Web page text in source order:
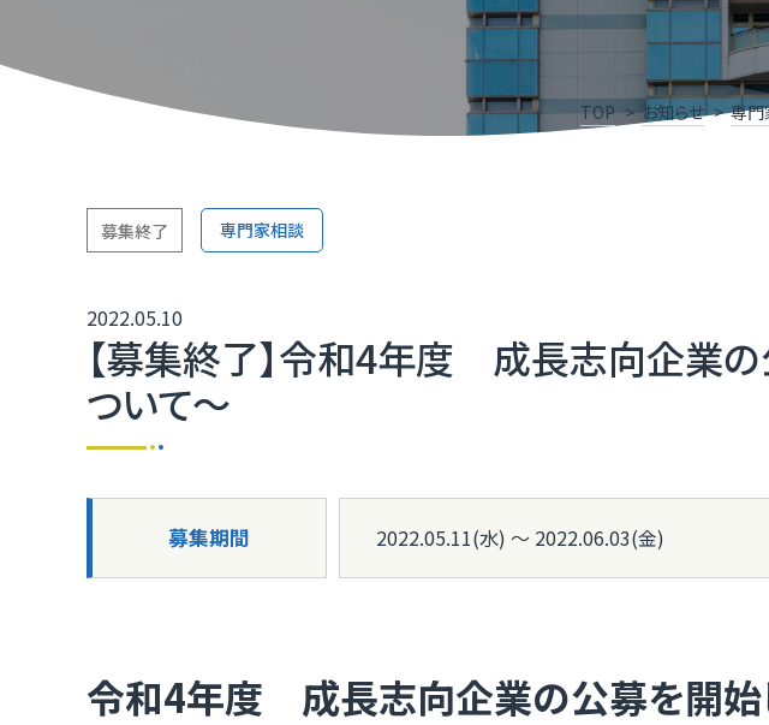
取引かけこみ寺
ふくいDXスクール
技術研究開発リンク集
ふくいDX事例集
「ふくいDX推進宣言企業」登録企業・
福井県IoT推進ラボ
TOP お知らせ 専門
募集終了 専門家相談
2022.05.10
【募集終了】令和4年度 成長志向企業
ついて～
募集期間 2022.05.11(水) ～ 2022.06.03(金)
令和4年度 成長志向企業の公募を開始